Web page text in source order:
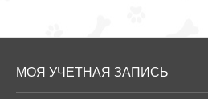
МОЯ УЧЕТНАЯ ЗАПИСЬ